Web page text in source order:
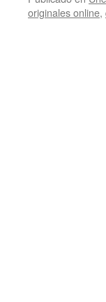
originales online,